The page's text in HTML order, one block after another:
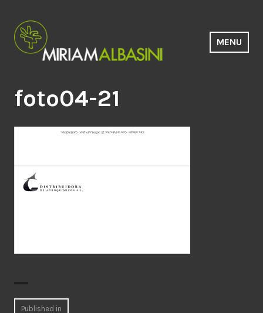
contenido
Estudio Miriam Albasini
MENU
foto04-21
Navegación
Published in